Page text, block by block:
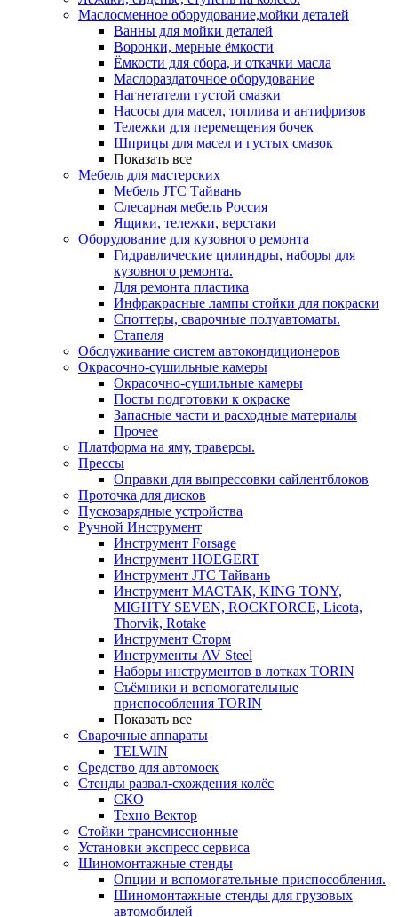
Маслосменное оборудование,мойки деталей
Ванны для мойки деталей
Воронки, мерные ёмкости
Ёмкости для сбора, и откачки масла
Маслораздаточное оборудование
Нагнетатели густой смазки
Насосы для масел, топлива и антифризов
Тележки для перемещения бочек
Шприцы для масел и густых смазок
Показать все
Мебель для мастерских
Мебель JTC Тайвань
Слесарная мебель Россия
Ящики, тележки, верстаки
Оборудование для кузовного ремонта
Гидравлические цилиндры, наборы для
кузовного ремонта.
Для ремонта пластика
Инфракрасные лампы стойки для покраски
Споттеры, сварочные полуавтоматы.
Стапеля
Обслуживание систем автокондиционеров
Окрасочно-сушильные камеры
Окрасочно-сушильные камеры
Посты подготовки к окраске
Запасные части и расходные материалы
Прочее
Платформа на яму, траверсы.
Прессы
Оправки для выпрессовки сайлентблоков
Проточка для дисков
Пускозарядные устройства
Ручной Инструмент
Инструмент Forsage
Инструмент HOEGERT
Инструмент JTC Тайвань
Инструмент МАСТАК, KING TONY,
MIGHTY SEVEN, ROCKFORCE, Licota,
Thorvik, Rotake
Инструмент Сторм
Инструменты AV Steel
Наборы инструментов в лотках TORIN
Съёмники и вспомогательные
приспособления TORIN
Показать все
Сварочные аппараты
TELWIN
Средство для автомоек
Стенды развал-схождения колёс
СКО
Техно Вектор
Стойки трансмиссионные
Установки экспресс сервиса
Шиномонтажные стенды
Опции и вспомогательные приспособления.
Шиномонтажные стенды для грузовых
автомобилей